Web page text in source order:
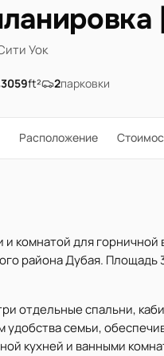
Уок
3059ft² 2парковки
Расположение
и комнатой для
района Дубая. Площадь
отдельные спальни,
удобства семьи,
кухней и ванными